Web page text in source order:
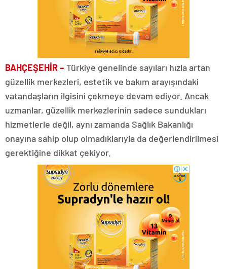
BAHÇEŞEHİR – Türkiye genelinde sayıları hızla artan
güzellik merkezleri, estetik ve bakım arayışındaki
vatandaşların ilgisini çekmeye devam ediyor. Ancak
uzmanlar, güzellik merkezlerinin sadece sundukları
hizmetlerle değil, aynı zamanda Sağlık Bakanlığı
onayına sahip olup olmadıklarıyla da değerlendirilmesi
gerektiğine dikkat çekiyor.